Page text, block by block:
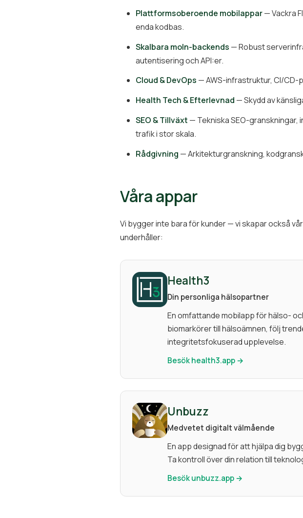
Plattformsoberoende mobilappar— Vackra
enda kodbas.
Skalbara moln-backends — Robust
autentisering och API:er.
Cloud & DevOps — AWS-infrastruktur, CI/
Health Tech & Efterlevnad — Skydd av
SEO & Tillväxt — Tekniska SEO-
trafik i stor skala.
Rådgivning — Arkitekturgranskning,
Våra appar
Vi bygger inte bara för kunder — vi skapar också
underhåller:
Health3
Din personliga hälsopartner
En omfattande mobilapp för hälso-
biomarkörer till hälsoämnen, följ
integritetsfokuserad upplevelse.
Besök health3.app →
Unbuzz
Medvetet digitalt välmående
En app designad för att hjälpa dig
Ta kontroll över din relation till
Besök unbuzz.app →